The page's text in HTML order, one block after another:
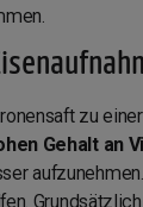
zu
Gehalt an